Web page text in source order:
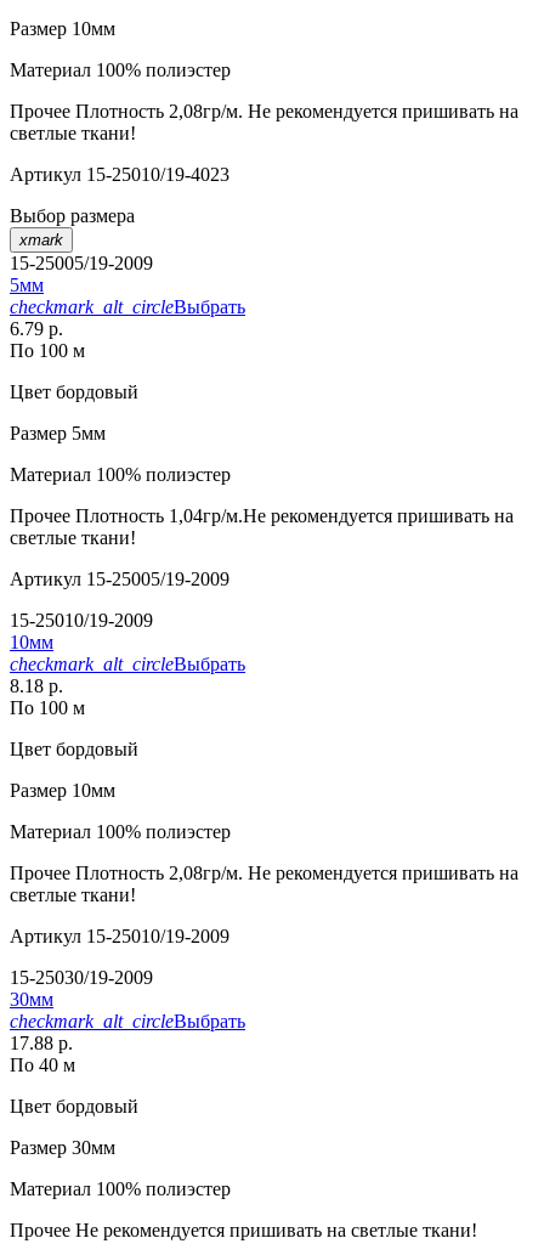
Размер 10мм
Материал 100% полиэстер
Прочее Плотность 2,08гр/м. Не рекомендуется пришивать на
светлые ткани!
Артикул 15-25010/19-4023
Выбор размера
xmark
15-25005/19-2009
5мм
checkmark_alt_circleВыбрать
6.79 р.
По 100 м
Цвет бордовый
Размер 5мм
Материал 100% полиэстер
Прочее Плотность 1,04гр/м.Не рекомендуется пришивать на
светлые ткани!
Артикул 15-25005/19-2009
15-25010/19-2009
10мм
checkmark_alt_circleВыбрать
8.18 р.
По 100 м
Цвет бордовый
Размер 10мм
Материал 100% полиэстер
Прочее Плотность 2,08гр/м. Не рекомендуется пришивать на
светлые ткани!
Артикул 15-25010/19-2009
15-25030/19-2009
30мм
checkmark_alt_circleВыбрать
17.88 р.
По 40 м
Цвет бордовый
Размер 30мм
Материал 100% полиэстер
Прочее Не рекомендуется пришивать на светлые ткани!